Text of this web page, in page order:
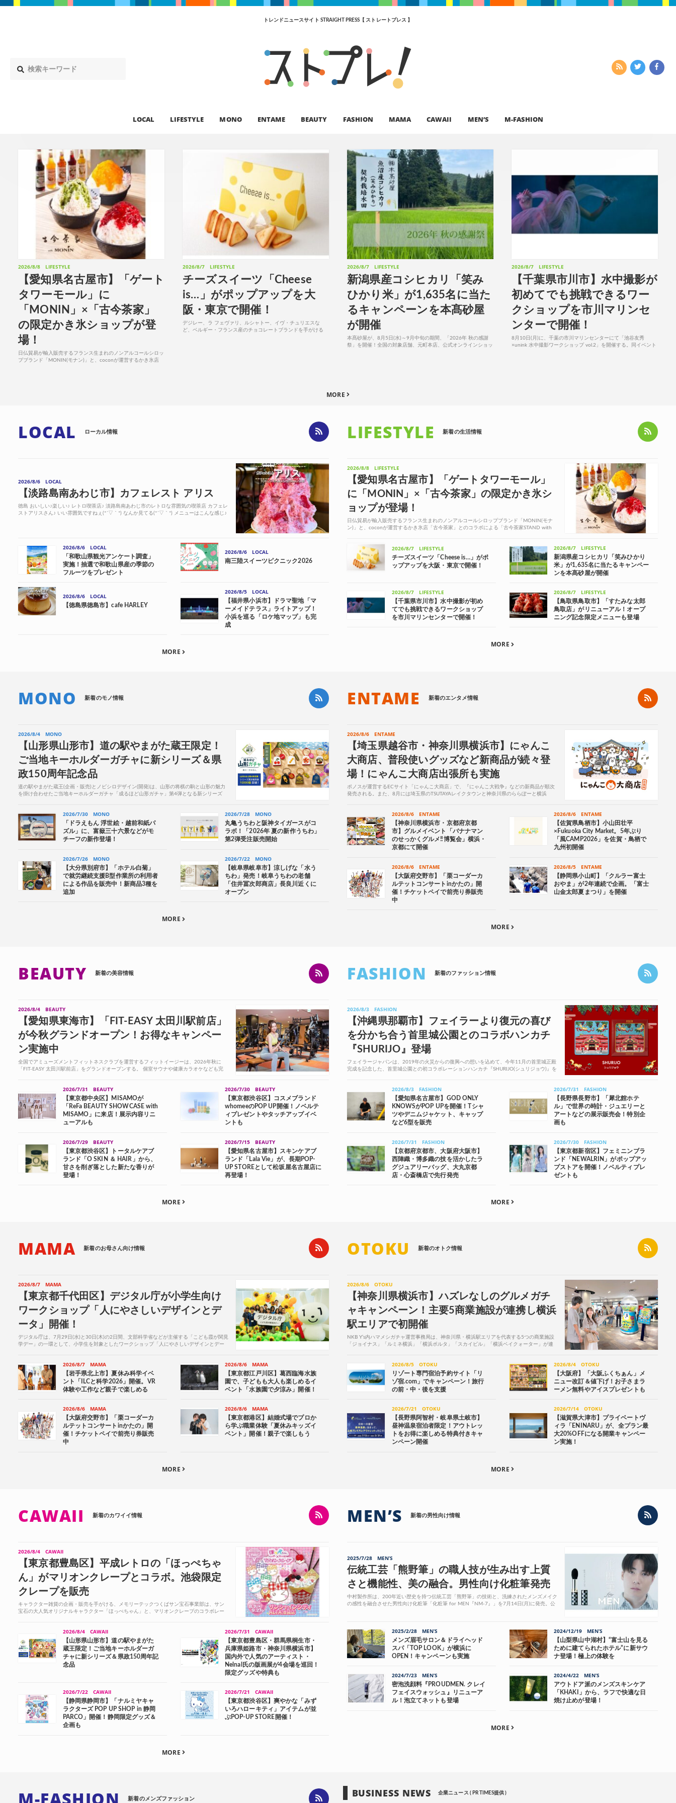
トレンドニュースサイト STRAIGHT PRESS【 ストレートプレス 】
LOCAL LIFESTYLE MONO ENTAME BEAUTY FASHION MAMA CAWAII MEN’S M-FASHION
2026/8/8 LIFESTYLE
【愛知県名古屋市】「ゲート
タワーモール」に
「MONIN」×「古今茶家」
の限定かき氷ショップが登
場！
日仏貿易が輸入販売するフランス生まれのノンアルコールシロッ
プブランド「MONIN(モナン)」と、coconが運営するかき氷店
2026/8/7 LIFESTYLE
チーズスイーツ「Cheese
is…」がポップアップを大
阪・東京で開催！
デジレー、ラ フェヴァリ、ルシャトー、イヴ・チュリエスな
ど、ベルギー・フランス産のチョコレートブランドを手がける
2026/8/7 LIFESTYLE
新潟県産コシヒカリ「笑み
ひかり米」が1,635名に当た
るキャンペーンを本髙砂屋
が開催
本髙砂屋が、8月5日(水)～9月中旬の期間、「2026年 秋の感謝
祭」を開催！全国の対象店舗、元町本店、公式オンラインショッ
2026/8/7 LIFESTYLE
【千葉県市川市】水中撮影が
初めてでも挑戦できるワー
クショップを市川マリンセ
ンターで開催！
8月10日(月)に、千葉の市川マリンセンターにて「池谷友秀
×unink 水中撮影ワークショップ vol.2」を開催する。同イベント
MORE
LOCAL ローカル情報
2026/8/6 LOCAL
【淡路島南あわじ市】カフェレスト アリス
徳島 おいしい♪楽しい♪ レトロ喫茶店♪ 淡路島南あわじ市のレトロな雰囲気の喫茶店 カフェレ
ストアリスさん♪ いい雰囲気ですねぇ(*´▽｀*) なんか見てる(*´▽｀*) メニューはこんな感じ♪
2026/8/6 LOCAL
「和歌山県観光アンケート調査」
実施！抽選で和歌山県産の季節の
フルーツをプレゼント
2026/8/6 LOCAL
南三陸スイーツピクニック2026
2026/8/6 LOCAL
【徳島県徳島市】cafe HARLEY
2026/8/5 LOCAL
【福井県小浜市】ドラマ聖地「マ
ーメイドテラス」ライトアップ！
小浜を巡る「ロケ地マップ」も完
成
MORE
LIFESTYLE 新着の生活情報
2026/8/8 LIFESTYLE
【愛知県名古屋市】「ゲートタワーモール」
に「MONIN」×「古今茶家」の限定かき氷シ
ョップが登場！
日仏貿易が輸入販売するフランス生まれのノンアルコールシロップブランド「MONIN(モナ
ン)」と、coconが運営するかき氷店「古今茶家」とのコラボによる「古今茶家STAND with
2026/8/7 LIFESTYLE
チーズスイーツ「Cheese is…」がポ
ップアップを大阪・東京で開催！
2026/8/7 LIFESTYLE
新潟県産コシヒカリ「笑みひかり
米」が1,635名に当たるキャンペー
ンを本髙砂屋が開催
2026/8/7 LIFESTYLE
【千葉県市川市】水中撮影が初め
てでも挑戦できるワークショップ
を市川マリンセンターで開催！
2026/8/7 LIFESTYLE
【鳥取県鳥取市】「すたみな太郎
鳥取店」がリニューアル！オープ
ニング記念限定メニューも登場
MORE
MONO 新着のモノ情報
2026/8/4 MONO
【山形県山形市】道の駅やまがた蔵王限定！
ご当地キーホルダーガチャに新シリーズ＆県
政150周年記念品
道の駅やまがた蔵王(企画・販売)とノビシロデザイン(開発)は、山形の将棋の駒と山形の魅力
を掛け合わせたご当地キーホルダーガチャ「成るほど山形ガチャ」第4弾となる新シリーズ
2026/7/30 MONO
「ドラえもん 浮世絵・越前和紙パ
ズル」に、富嶽三十六景などがモ
チーフの新作登場！
2026/7/28 MONO
丸亀うちわと阪神タイガースがコ
ラボ！「2026年 夏の新作うちわ」
第2弾受注販売開始
2026/7/26 MONO
【大分県別府市】「ホテル白菊」
で就労継続支援B型作業所の利用者
による作品を販売中！新商品3種を
追加
2026/7/22 MONO
【岐阜県岐阜市】涼しげな「水う
ちわ」発売！岐阜うちわの老舗
「住井冨次郎商店」長良川近くに
オープン
MORE
ENTAME 新着のエンタメ情報
2026/8/6 ENTAME
【埼玉県越谷市・神奈川県横浜市】にゃんこ
大商店、普段使いグッズなど新商品が続々登
場！にゃんこ大商店出張所も実施
ポノスが運営するECサイト「にゃんこ大商店」で、『にゃんこ大戦争』などの新商品が順次
発売される。また、8月には埼玉県のTSUTAYAレイクタウンと神奈川県のららぽーと横浜
2026/8/6 ENTAME
【神奈川県横浜市・京都府京都
市】グルメイベント「バナナマン
のせっかくグルメ‼博覧会」横浜・
京都にて開催
2026/8/6 ENTAME
【佐賀県鳥栖市】小山田壮平
×Fukuoka City Market。5年ぶり
「風CAMP2026」を佐賀・鳥栖で
九州初開催
2026/8/6 ENTAME
【大阪府交野市】「栗コーダーカ
ルテットコンサートinかたの」開
催！チケットペイで前売り券販売
中
2026/8/5 ENTAME
【静岡県小山町】「クルラー富士
おやま」が2年連続で企画。「富士
山金太郎夏まつり」を開催
MORE
BEAUTY 新着の美容情報
2026/8/4 BEAUTY
【愛知県東海市】「FIT-EASY 太田川駅前店」
が今秋グランドオープン！お得なキャンペー
ン実施中
全国でアミューズメントフィットネスクラブを運営するフィットイージーは、2026年秋に
「FIT-EASY 太田川駅前店」をグランドオープンする。 個室サウナや健康カラオケなども完
2026/7/31 BEAUTY
【東京都中央区】MISAMOが
「ReFa BEAUTY SHOWCASE with
MISAMO」に来店！展示内容リニ
ューアルも
2026/7/30 BEAUTY
【東京都渋谷区】コスメブランド
whomeeのPOP UP開催！ノベルテ
ィプレゼントやタッチアップイベ
ントも
2026/7/29 BEAUTY
【東京都渋谷区】トータルケアブ
ランド「O SKIN ＆ HAIR」から、
甘さを削ぎ落とした新たな香りが
登場！
2026/7/15 BEAUTY
【愛知県名古屋市】スキンケアブ
ランド「Lala Vie」が、長期POP-
UP STOREとして松坂屋名古屋店に
再登場！
MORE
FASHION 新着のファッション情報
2026/8/3 FASHION
【沖縄県那覇市】フェイラーより復元の喜び
を分かち合う首里城公園とのコラボハンカチ
『SHURIJO』登場
フェイラージャパンは、2019年の火災からの復興への想いを込めて、今年11月の首里城正殿
完成を記念した、首里城公園との初コラボレーションハンカチ『SHURIJO(シュリジョウ)』を
2026/8/3 FASHION
【愛知県名古屋市】GOD ONLY
KNOWSがPOP UPを開催！Tシャ
ツやデニムジャケット、キャップ
など6型を販売
2026/7/31 FASHION
【長野県長野市】「犀北館ホテ
ル」で世界の時計・ジュエリーと
アートなどの展示販売会！特別企
画も
2026/7/31 FASHION
【京都府京都市、大阪府大阪市】
西陣織・博多織の技を活かしたラ
グジュアリーバッグ、大丸京都
店・心斎橋店で先行発売
2026/7/30 FASHION
【東京都新宿区】フェミニンブラ
ンド「NEWALRIN」がポップアッ
プストアを開催！ノベルティプレ
ゼントも
MORE
MAMA 新着のお母さん向け情報
2026/8/7 MAMA
【東京都千代田区】デジタル庁が小学生向け
ワークショップ「人にやさしいデザインとデ
ータ」開催！
デジタル庁は、7月29日(水)と30日(木)の2日間、文部科学省などが主催する「こども霞が関見
学デー」の一環として、小学生を対象としたワークショップ「人にやさしいデザインとデー
2026/8/7 MAMA
【岩手県北上市】夏休み科学イベ
ント「ILCと科学2026」開催。VR
体験や工作など親子で楽しめる
2026/8/6 MAMA
【東京都江戸川区】葛西臨海水族
園で、子どもも大人も楽しめるイ
ベント「水族園で夕涼み」開催！
2026/8/6 MAMA
【大阪府交野市】「栗コーダーカ
ルテットコンサートinかたの」開
催！チケットペイで前売り券販売
中
2026/8/6 MAMA
【東京都港区】結婚式場でプロか
ら学ぶ職業体験「夏休みキッズイ
ベント」開催！親子で楽しもう
MORE
OTOKU 新着のオトク情報
2026/8/6 OTOKU
【神奈川県横浜市】ハズレなしのグルメガチ
ャキャンペーン！主要5商業施設が連携し横浜
駅エリアで初開催
NKB Y’s内ハマメシガチャ運営事務局は、神奈川県・横浜駅エリアを代表する5つの商業施設
「ジョイナス」「ルミネ横浜」「横浜ポルタ」「スカイビル」「横浜ベイクォーター」が連
2026/8/5 OTOKU
リゾート専門宿泊予約サイト「リ
ゾ宿.com」でキャンペーン！旅行
の前・中・後を支援
2026/8/4 OTOKU
【大阪府】「大阪ふくちぁん」メ
ニュー改訂＆値下げ！お子さまラ
ーメン無料やアイスプレゼントも
2026/7/21 OTOKU
【長野県阿智村・岐阜県土岐市】
昼神温泉宿泊者限定！アウトレッ
トをお得に楽しめる特典付きキャ
ンペーン開催
2026/7/14 OTOKU
【滋賀県大津市】プライベートヴ
ィラ「ENINARU」が、全プラン最
大20%OFFになる開業キャンペー
ン実施！
MORE
CAWAII 新着のカワイイ情報
2026/8/4 CAWAII
【東京都豊島区】平成レトロの「ほっぺちゃ
ん」がマリオンクレープとコラボ。池袋限定
クレープを販売
キャラクター雑貨の企画・販売を手がける、メモリーテックつくばサン宝石事業部は、サン
宝石の大人気オリジナルキャラクター「ほっぺちゃん」と、マリオンクレープのコラボレー
2026/8/4 CAWAII
【山形県山形市】道の駅やまがた
蔵王限定！ご当地キーホルダーガ
チャに新シリーズ＆県政150周年記
念品
2026/7/31 CAWAII
【東京都豊島区・群馬県桐生市・
兵庫県姫路市・神奈川県横浜市】
国内外で人気のアーティスト・
Nelnal氏の版画展が4会場を巡回！
限定グッズや特典も
2026/7/22 CAWAII
【静岡県静岡市】「ナルミヤキャ
ラクターズ POP UP SHOP in 静岡
PARCO」開催！静岡限定グッズ＆
企画も
2026/7/21 CAWAII
【東京都渋谷区】爽やかな「みず
いろハローキティ」アイテムが並
ぶPOP-UP STORE開催！
MORE
MEN’S 新着の男性向け情報
2025/7/28 MEN’S
伝統工芸「熊野筆」の職人技が生み出す上質
さと機能性、美の融合。男性向け化粧筆発売
中村製作所は、200年近い歴史を持つ伝統工芸「熊野筆」の技術と、洗練されたメンズメイク
の感性を融合させた男性向け化粧筆「化粧筆 for MEN『NM-7』」を7月14日(月)に発売。公
2025/2/28 MEN’S
メンズ眉毛サロン＆ドライヘッド
スパ「TOP LOOK」が横浜に
OPEN！キャンペーンも実施
2024/12/19 MEN’S
【山梨県山中湖村】“富士山を見る
ために建てられたホテル”に新サウ
ナ登場！極上の体験を
2024/7/23 MEN’S
密泡洗顔料『PROUDMEN. クレイ
フェイスウォッシュ』リニューア
ル！泡立てネットも登場
2024/4/22 MEN’S
アウトドア派のメンズスキンケア
「KHAKI」から、ラフで快適な日
焼け止めが登場！
MORE
M-FASHION 新着のメンズファッション BUSINESS NEWS 企業ニュース ( PR TIMES提供 )